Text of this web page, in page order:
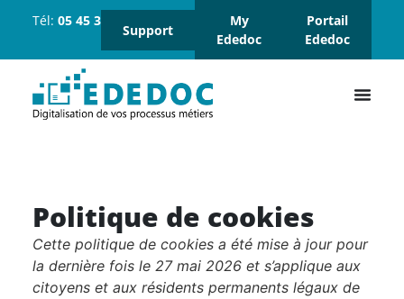
Tél: 05 45 37 18 18
nous :
Support
My
Ededoc
Portail
Ededoc
Politique de cookies
Cette politique de cookies a été mise à jour pour
la dernière fois le 27 mai 2026 et s’applique aux
citoyens et aux résidents permanents légaux de